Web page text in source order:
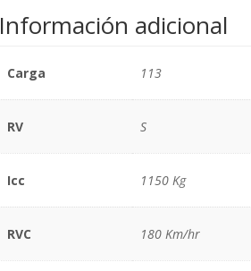
Información adicional
Carga 113
RV S
Icc 1150 Kg
RVC 180 Km/hr